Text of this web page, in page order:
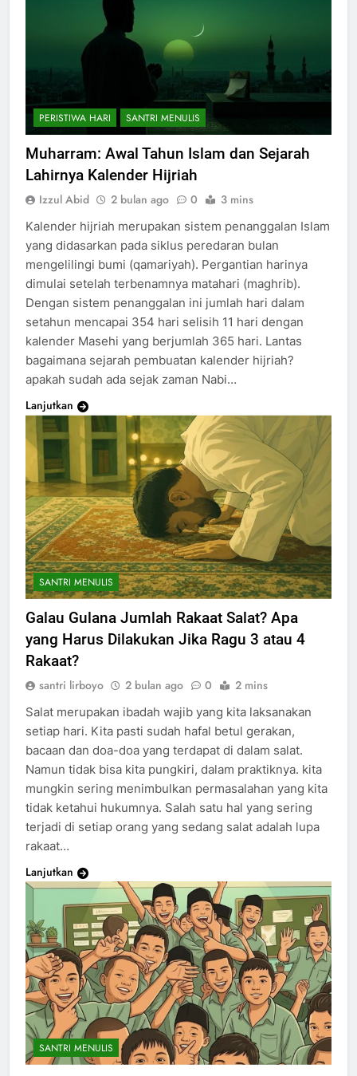
PERISTIWA HARI SANTRI MENULIS
Muharram: Awal Tahun Islam dan Sejarah
Lahirnya Kalender Hijriah
Izzul Abid 2 bulan ago 0 3 mins
Kalender hijriah merupakan sistem penanggalan Islam
yang didasarkan pada siklus peredaran bulan
mengelilingi bumi (qamariyah). Pergantian harinya
dimulai setelah terbenamnya matahari (maghrib).
Dengan sistem penanggalan ini jumlah hari dalam
setahun mencapai 354 hari selisih 11 hari dengan
kalender Masehi yang berjumlah 365 hari. Lantas
bagaimana sejarah pembuatan kalender hijriah?
apakah sudah ada sejak zaman Nabi…
Lanjutkan
SANTRI MENULIS
Galau Gulana Jumlah Rakaat Salat? Apa
yang Harus Dilakukan Jika Ragu 3 atau 4
Rakaat?
santri lirboyo 2 bulan ago 0 2 mins
Salat merupakan ibadah wajib yang kita laksanakan
setiap hari. Kita pasti sudah hafal betul gerakan,
bacaan dan doa-doa yang terdapat di dalam salat.
Namun tidak bisa kita pungkiri, dalam praktiknya. kita
mungkin sering menimbulkan permasalahan yang kita
tidak ketahui hukumnya. Salah satu hal yang sering
terjadi di setiap orang yang sedang salat adalah lupa
rakaat…
Lanjutkan
SANTRI MENULIS